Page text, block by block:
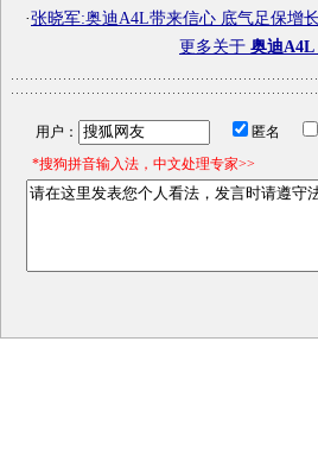
·张晓军:奥迪A4L带来信心 底气足保增长
更多关于 奥迪A4L
用户： 匿名
*搜狗拼音输入法，中文处理专家>>